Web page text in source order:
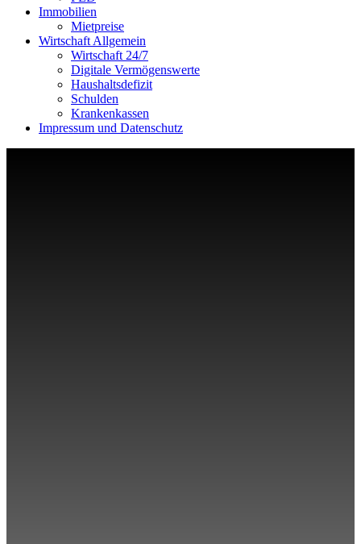
Immobilien
Mietpreise
Wirtschaft Allgemein
Wirtschaft 24/7
Digitale Vermögenswerte
Haushaltsdefizit
Schulden
Krankenkassen
Impressum und Datenschutz